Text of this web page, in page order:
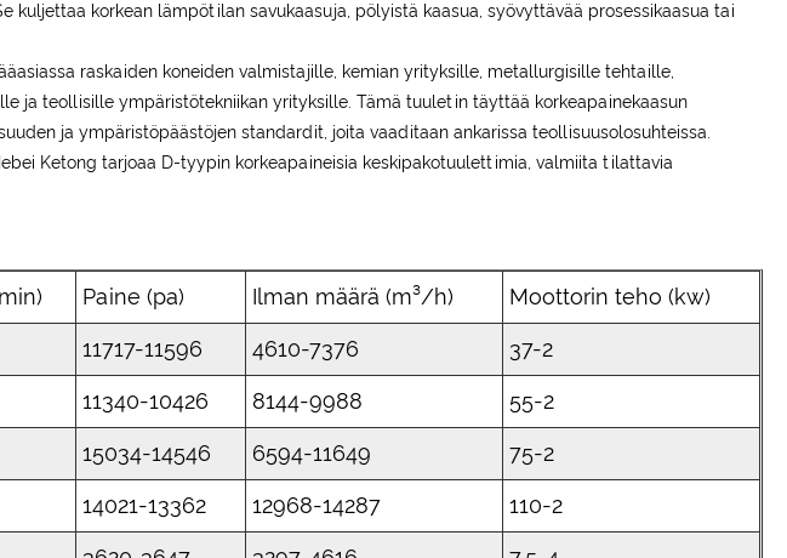
kuljettaa korkean lämpötilan savukaasuja, pölyistä kaasua, syövyttävää prosessikaasua tai
raskaiden koneiden valmistajille, kemian yrityksille, metallurgisille tehtaille,
ja teollisille ympäristötekniikan yrityksille. Tämä tuuletin täyttää korkeapainekaasun
ja ympäristöpäästöjen standardit, joita vaaditaan ankarissa teollisuusolosuhteissa.
Ketong tarjoaa D-tyypin korkeapaineisia keskipakotuulettimia, valmiita tilattavia
Paine (pa) Ilman määrä (m³/h) Moottorin teho (kw)
11717-11596 4610-7376 37-2
11340-10426 8144-9988 55-2
15034-14546 6594-11649 75-2
14021-13362 12968-14287 110-2